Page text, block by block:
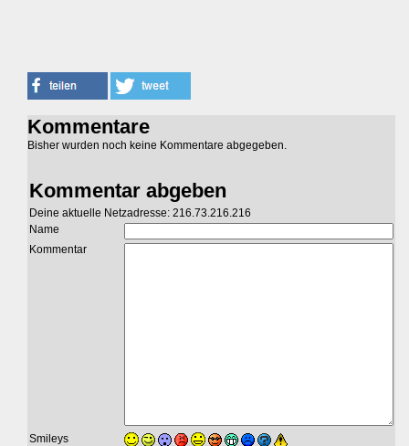
Kommentare
Bisher wurden noch keine Kommentare abgegeben.
Kommentar abgeben
Deine aktuelle Netzadresse: 216.73.216.216
Name
Kommentar
Smileys